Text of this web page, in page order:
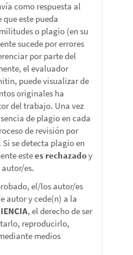
como respuesta al
este pueda
o plagio (en su
sucede por errores
por parte del
el evaluador
puede visualizar de
originales ha
del trabajo. Una vez
de plagio en cada
de revisión por
se detecta plagio en
estees rechazadoy
es.
el/los autor/es
autor y cede(n) a la
, el derecho de ser
reproducirlo,
medios